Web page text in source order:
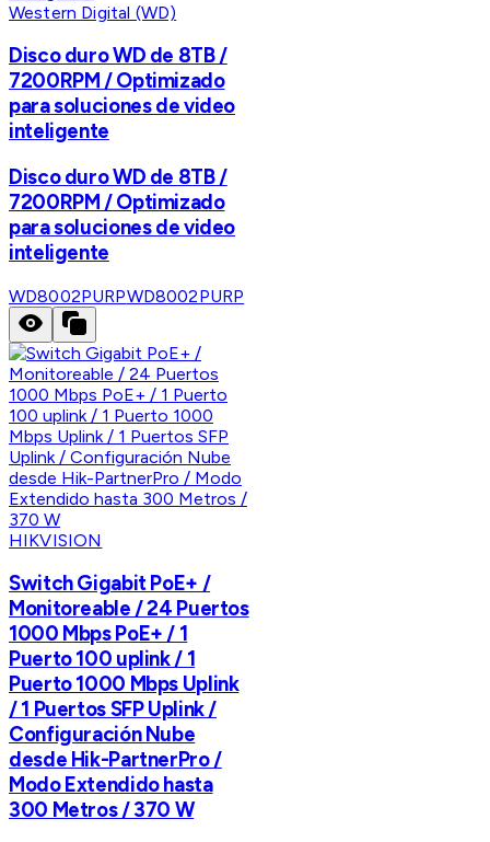
Western Digital (WD)
Disco duro WD de 8TB /
7200RPM / Optimizado
para soluciones de video
inteligente
Disco duro WD de 8TB /
7200RPM / Optimizado
para soluciones de video
inteligente
WD8002PURPWD8002PURP
HIKVISION
Switch Gigabit PoE+ /
Monitoreable / 24 Puertos
1000 Mbps PoE+ / 1
Puerto 100 uplink / 1
Puerto 1000 Mbps Uplink
/ 1 Puertos SFP Uplink /
Configuración Nube
desde Hik-PartnerPro /
Modo Extendido hasta
300 Metros / 370 W